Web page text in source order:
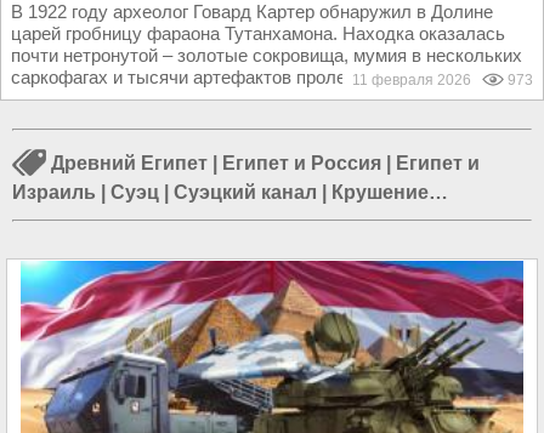
В 1922 году археолог Говард Картер обнаружил в Долине
царей гробницу фараона Тутанхамона. Находка оказалась
почти нетронутой – золотые сокровища, мумия в нескольких
саркофагах и тысячи артефактов пролежали под...
11 февраля 2026 973
Древний Египет Египет и Россия
Египет и
Израиль
Суэц Суэцкий канал
Крушение
российского самолета Airbus А321 над Египтом
Катастрофа в Египте|Авиакатастрофа в Египте